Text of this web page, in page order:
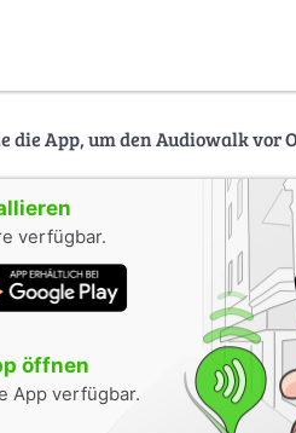
die App, um den Audiowalk vor
verfügbar.
öffnen
App verfügbar.